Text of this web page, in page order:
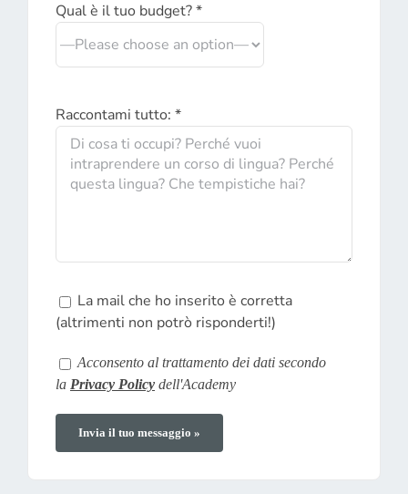
Qual è il tuo budget? *
Raccontami tutto: *
La mail che ho inserito è corretta
(altrimenti non potrò risponderti!)
Acconsento al trattamento dei dati secondo
la Privacy Policydell'Academy